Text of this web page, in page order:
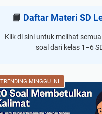
📘 Daftar Materi SD
Klik di sini untuk melihat
soal dari kelas 1–6
TRENDING MINGGU INI